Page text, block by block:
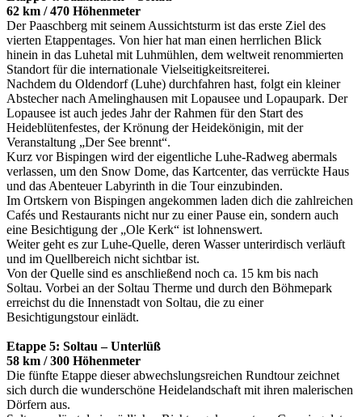
62 km / 470 Höhenmeter
Der Paaschberg mit seinem Aussichtsturm ist das erste Ziel des
vierten Etappentages. Von hier hat man einen herrlichen Blick
hinein in das Luhetal mit Luhmühlen, dem weltweit renommierten
Standort für die internationale Vielseitigkeitsreiterei.
Nachdem du Oldendorf (Luhe) durchfahren hast, folgt ein kleiner
Abstecher nach Amelinghausen mit Lopausee und Lopaupark. Der
Lopausee ist auch jedes Jahr der Rahmen für den Start des
Heideblütenfestes, der Krönung der Heidekönigin, mit der
Veranstaltung „Der See brennt“.
Kurz vor Bispingen wird der eigentliche Luhe-Radweg abermals
verlassen, um den Snow Dome, das Kartcenter, das verrückte Haus
und das Abenteuer Labyrinth in die Tour einzubinden.
Im Ortskern von Bispingen angekommen laden dich die zahlreichen
Cafés und Restaurants nicht nur zu einer Pause ein, sondern auch
eine Besichtigung der „Ole Kerk“ ist lohnenswert.
Weiter geht es zur Luhe-Quelle, deren Wasser unterirdisch verläuft
und im Quellbereich nicht sichtbar ist.
Von der Quelle sind es anschließend noch ca. 15 km bis nach
Soltau. Vorbei an der Soltau Therme und durch den Böhmepark
erreichst du die Innenstadt von Soltau, die zu einer
Besichtigungstour einlädt.
Etappe 5: Soltau – Unterlüß
58 km / 300 Höhenmeter
Die fünfte Etappe dieser abwechslungsreichen Rundtour zeichnet
sich durch die wunderschöne Heidelandschaft mit ihren malerischen
Dörfern aus.